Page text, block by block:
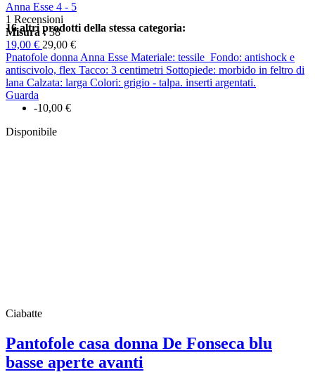
-10,00 €
Disponibile
Anna Esse 4 - 5
1 Recensioni
Misura : 38
19,00 € 29,00 €
Pnatofole donna Anna Esse Materiale: tessile Fondo: antishock e
antiscivolo, flex Tacco: 3 centimetri Sottopiede: morbido in feltro di
lana Calzata: larga Colori: grigio - talpa. inserti argentati.
Guarda
16 altri prodotti della stessa categoria:
Ciabatte
Pantofole casa donna De Fonseca blu
basse aperte avanti